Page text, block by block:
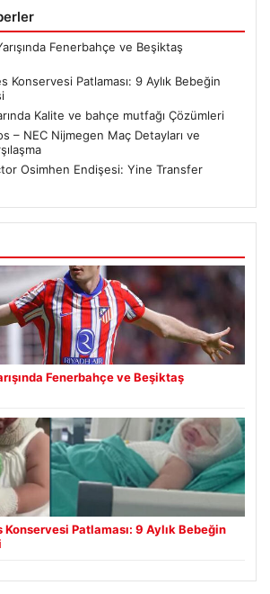
Fenerbahçe ve Beşiktaş
Konservesi Patlaması: 9 Aylık Bebeğin
Kalite ve bahçe mutfağı Çözümleri
– NEC Nijmegen Maç Detayları ve
Osimhen Endişesi: Yine Transfer
Fenerbahçe ve Beşiktaş
Konservesi Patlaması: 9 Aylık Bebeğin